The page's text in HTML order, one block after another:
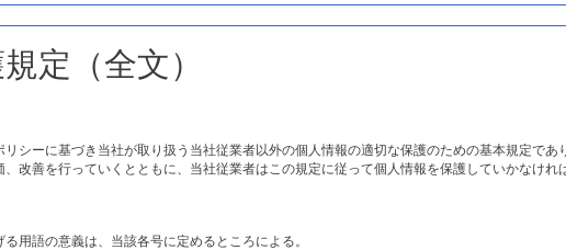
定（全文）
シーに基づき当社が取り扱う当社従業者以外の個人情報の適切な保護のための基本規定であ
改善を行っていくとともに、当社従業者はこの規定に従って個人情報を保護していかなけれ
用語の意義は、当該各号に定めるところによる。